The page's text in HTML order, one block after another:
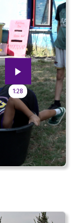
1:28